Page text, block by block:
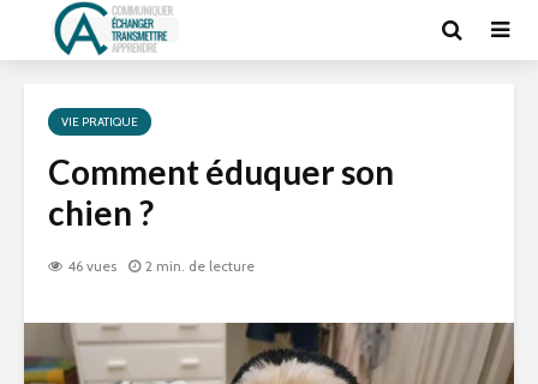
VIE PRATIQUE
Comment éduquer son
chien ?
46 vues 2 min. de lecture